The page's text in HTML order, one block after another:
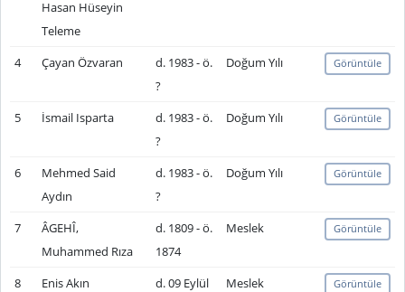
Hasan Hüseyin
Teleme
4 Çayan Özvaran
d. 1983 - ö.
?
Doğum Yılı Görüntüle
5 İsmail Isparta
d. 1983 - ö.
?
Doğum Yılı Görüntüle
6
Mehmed Said
Aydın
d. 1983 - ö.
?
Doğum Yılı Görüntüle
7
ÂGEHÎ,
Muhammed Rıza
d. 1809 - ö.
1874
Meslek Görüntüle
8 Enis Akın
d. 09 Eylül
Meslek Görüntüle